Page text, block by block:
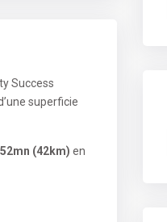
Success
superficie
52mn (42km) en